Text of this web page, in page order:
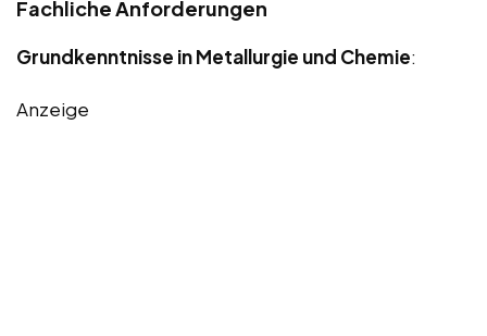
Fachliche Anforderungen
Grundkenntnisse in Metallurgie und Chemie:
Anzeige